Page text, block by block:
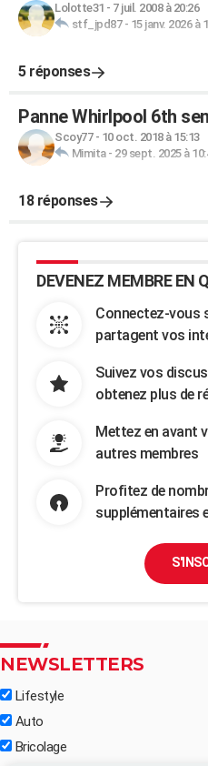
Lolotte31 - 7 juil. 2008 à 20:26
stf_jpd87- 15 janv. 2026 à
5 réponses
Panne Whirlpool 6th
Scoy77- 10 oct. 2018 à 15:13
Mimita- 29 sept. 2025 à
18 réponses
DEVENEZ MEMBRE EN
Connectez-vous
partagent vos
Suivez vos
obtenez plus de
Mettez en avant
autres membres
Profitez de
supplémentaires
NEWSLETTERS
Lifestyle
Auto
Bricolage